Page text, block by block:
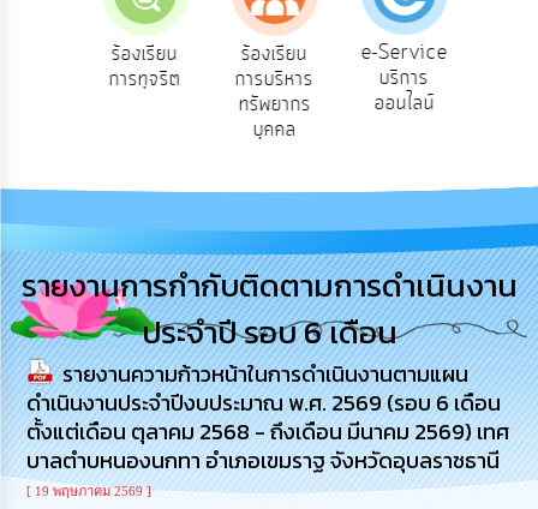
ยุทธศาสตร์/
ทรัพยากร
การ
บริหาร
งาน
การ
ส่ง
เสริม
ความ
โปร่งใส
ร้องเรียน
การทุจริต
ร้องเรียน
การบริหาร
ทรัพยากร
บุคคล
e-Service
บริการ
ออนไลน์
รายงานการกำกับติดตามการดำเนินงาน
ประจำปี รอบ 6 เดือน
รายงานความก้าวหน้าในการดำเนินงานตามแผน
ดำเนินงานประจำปีงบประมาณ พ.ศ. 2569 (รอบ 6 เดือน
ตั้งแต่เดือน ตุลาคม 2568 - ถึงเดือน มีนาคม 2569) เทศ
บาลตำบหนองนกทา อำเภอเขมราฐ จังหวัดอุบลราชธานี
[ 19 พฤษภาคม 2569 ]